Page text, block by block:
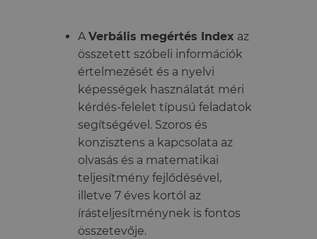
A Verbális megértés Index az
összetett szóbeli információk
értelmezését és a nyelvi
képességek használatát méri
kérdés-felelet típusú feladatok
segítségével. Szoros és
konzisztens a kapcsolata az
olvasás és a matematikai
teljesítmény fejlődésével,
illetve 7 éves kortól az
írásteljesítménynek is fontos
összetevője.